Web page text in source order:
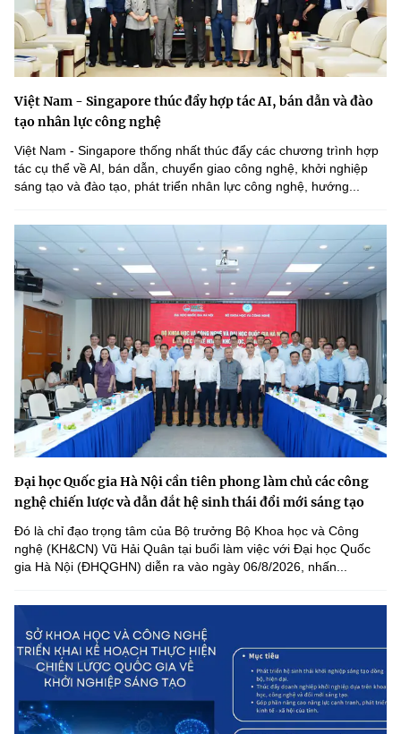
Việt Nam - Singapore thúc đẩy hợp tác AI, bán dẫn và đào
tạo nhân lực công nghệ
Việt Nam - Singapore thống nhất thúc đẩy các chương trình hợp
tác cụ thể về AI, bán dẫn, chuyển giao công nghệ, khởi nghiệp
sáng tạo và đào tạo, phát triển nhân lực công nghệ, hướng...
Đại học Quốc gia Hà Nội cần tiên phong làm chủ các công
nghệ chiến lược và dẫn dắt hệ sinh thái đổi mới sáng tạo
Đó là chỉ đạo trọng tâm của Bộ trưởng Bộ Khoa học và Công
nghệ (KH&CN) Vũ Hải Quân tại buổi làm việc với Đại học Quốc
gia Hà Nội (ĐHQGHN) diễn ra vào ngày 06/8/2026, nhấn...